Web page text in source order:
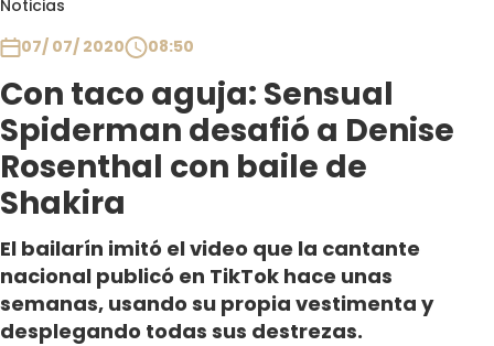
Noticias
07/ 07/ 2020
08:50
Con taco aguja: Sensual
Spiderman desafió a Denise
Rosenthal con baile de
Shakira
El bailarín imitó el video que la cantante
nacional publicó en TikTok hace unas
semanas, usando su propia vestimenta y
desplegando todas sus destrezas.
Club De La Comedia
Contigo en Directo
Plan Perfecto
El Tiempo
Sabingo
Todos Los Programas